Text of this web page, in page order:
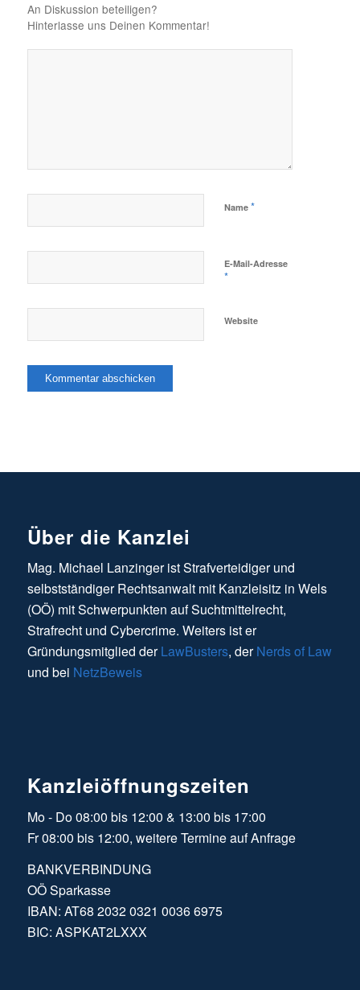
An Diskussion beteiligen?
Hinterlasse uns Deinen Kommentar!
Name *
E-Mail-Adresse
*
Website
Über die Kanzlei
Mag. Michael Lanzinger ist Strafverteidiger und
selbstständiger Rechtsanwalt mit Kanzleisitz in Wels
(OÖ) mit Schwerpunkten auf Suchtmittelrecht,
Strafrecht und Cybercrime. Weiters ist er
Gründungsmitglied derLawBusters, derNerds of Law
und bei NetzBeweis
Kanzleiöffnungszeiten
Mo - Do 08:00 bis 12:00 & 13:00 bis 17:00
Fr 08:00 bis 12:00, weitere Termine auf Anfrage
BANKVERBINDUNG
OÖ Sparkasse
IBAN: AT68 2032 0321 0036 6975
BIC: ASPKAT2LXXX